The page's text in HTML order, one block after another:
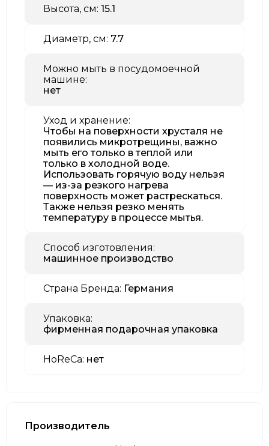
Высота, см: 15.1
Диаметр, см: 7.7
Можно мыть в посудомоечной
машине:
нет
Уход и хранение:
Чтобы на поверхности хрусталя не
появились микротрещины, важно
мыть его только в теплой или
только в холодной воде.
Использовать горячую воду нельзя
— из-за резкого нагрева
поверхность может растрескаться.
Также нельзя резко менять
температуру в процессе мытья.
Способ изготовления:
машинное производство
Страна Бренда: Германия
Упаковка:
фирменная подарочная упаковка
HoReCa: нет
Производитель